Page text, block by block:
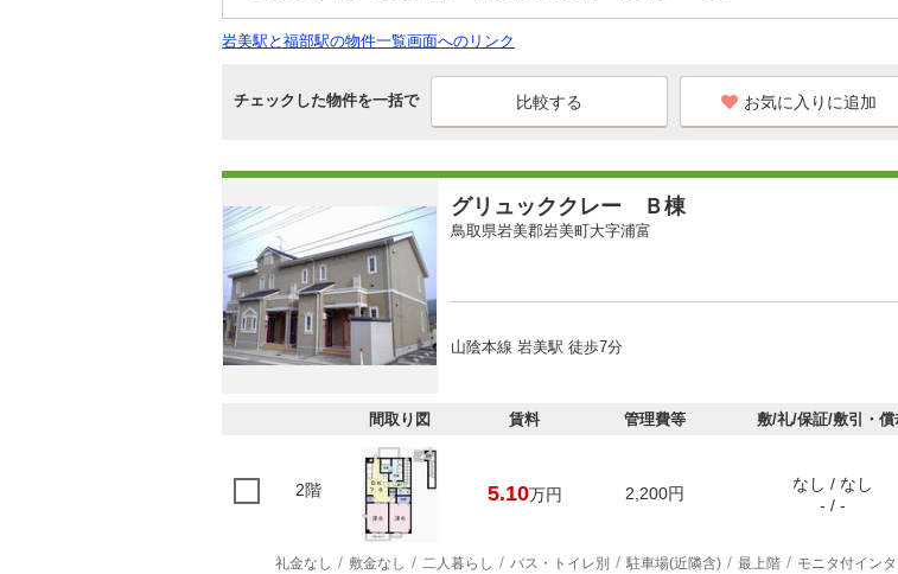
岩美駅と福部駅の物件一覧画面へのリンク
チェックした物件を一括で お気に入りに追加
グリュッククレー Ｂ棟
鳥取県岩美郡岩美町大字浦富
山陰本線 岩美駅 徒歩7分
間取り図 賃料 管理費等 敷/礼/保証/敷引・償
2階 5.10万円 2,200円
なし / なし
- / -
礼金なし 敷金なし 二人暮らし バス・トイレ別 駐車場(近隣含) 最上階 モニタ付イン